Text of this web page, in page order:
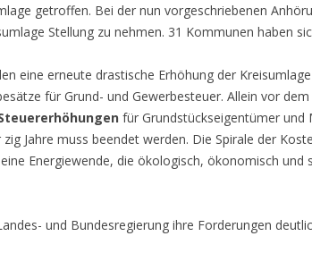
getroffen. Bei der nun vorgeschriebenen
Stellung zu nehmen. 31 Kommunen haben
eine erneute drastische Erhöhung der
für Grund- und Gewerbesteuer. Allein vor
für Grundstückseigentümer
Jahre muss beendet werden. Die Spirale der
Energiewende, die ökologisch, ökonomisch
und Bundesregierung ihre Forderungen